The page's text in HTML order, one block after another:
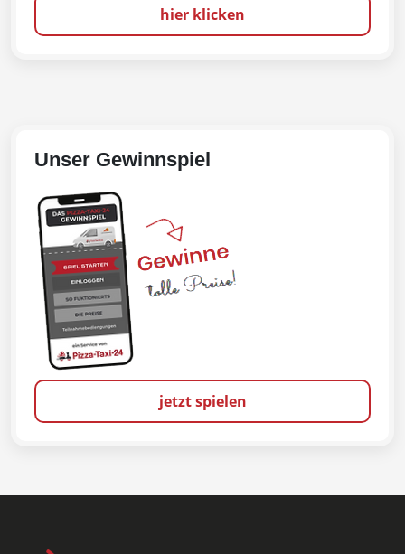
hier klicken
Unser Gewinnspiel
jetzt spielen